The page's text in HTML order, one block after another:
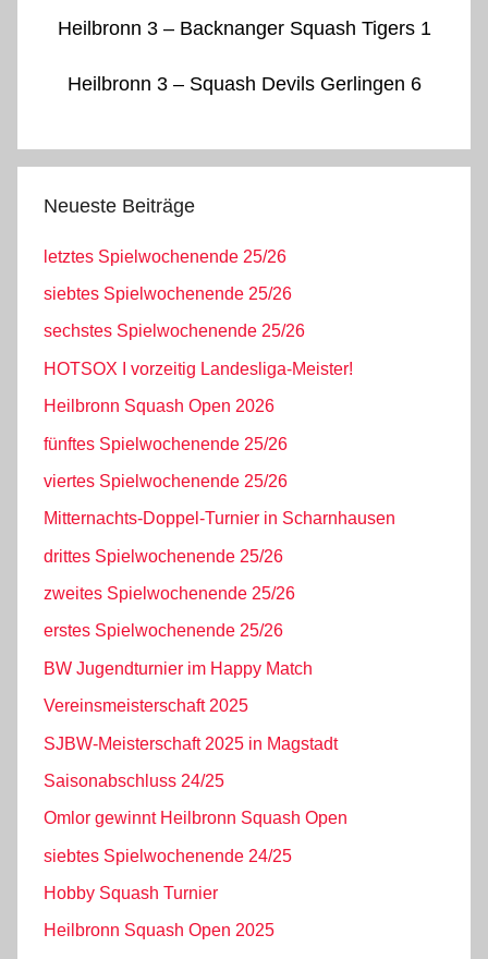
Heilbronn 3 – Backnanger Squash Tigers 1
Heilbronn 3 – Squash Devils Gerlingen 6
Neueste Beiträge
letztes Spielwochenende 25/26
siebtes Spielwochenende 25/26
sechstes Spielwochenende 25/26
HOTSOX I vorzeitig Landesliga-Meister!
Heilbronn Squash Open 2026
fünftes Spielwochenende 25/26
viertes Spielwochenende 25/26
Mitternachts-Doppel-Turnier in Scharnhausen
drittes Spielwochenende 25/26
zweites Spielwochenende 25/26
erstes Spielwochenende 25/26
BW Jugendturnier im Happy Match
Vereinsmeisterschaft 2025
SJBW-Meisterschaft 2025 in Magstadt
Saisonabschluss 24/25
Omlor gewinnt Heilbronn Squash Open
siebtes Spielwochenende 24/25
Hobby Squash Turnier
Heilbronn Squash Open 2025